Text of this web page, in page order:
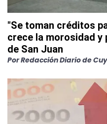
"Se toman créditos
crece la morosidad y
de San Juan
PorRedacción Diario de